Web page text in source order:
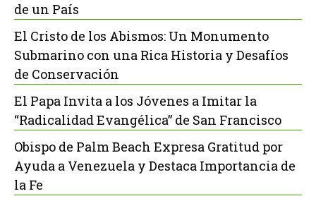
de un País
El Cristo de los Abismos: Un Monumento
Submarino con una Rica Historia y Desafíos
de Conservación
El Papa Invita a los Jóvenes a Imitar la
“Radicalidad Evangélica” de San Francisco
Obispo de Palm Beach Expresa Gratitud por
Ayuda a Venezuela y Destaca Importancia de
la Fe